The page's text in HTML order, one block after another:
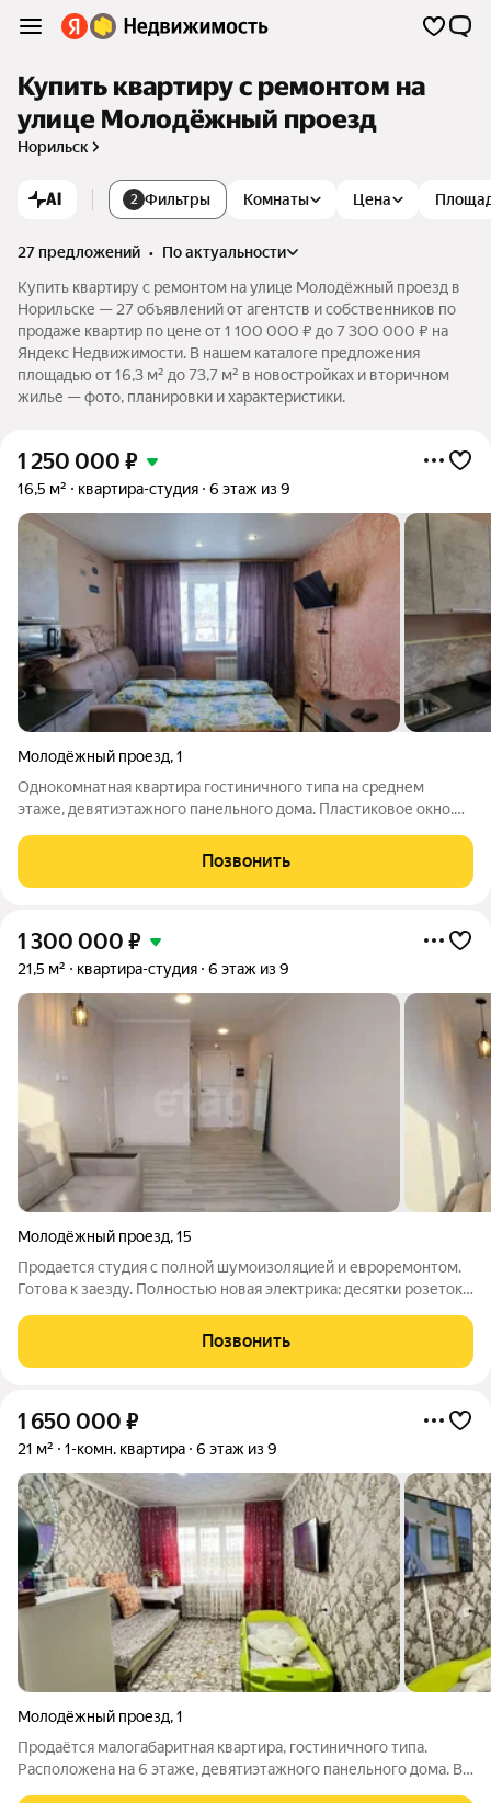
Купить квартиру с ремонтом на
улице Молодёжный проезд
Норильск
AI 2 Фильтры Комнаты Цена
27 предложений •
по актуальности
Купить квартиру с ремонтом на улице Молодёжный проезд в
Норильске — 27 объявлений от агентств и собственников по
продаже квартир по цене от 1 100 000 ₽ до 7 300 000 ₽ на
Яндекс Недвижимости. В нашем каталоге предложения
площадью от 16,3 м² до 73,7 м² в новостройках и вторичном
жилье — фото, планировки и характеристики.
1 250 000 ₽
16,5 м² квартира-студия 6 этаж из 9
Молодёжный проезд,1
Однокомнатная квартира гостиничного типа на среднем
этаже, девятиэтажного панельного дома. Пластиковое окно.
полу - линолеум. Сан. узел совмещённый, стены обшиты
пластиковыми панелями, на полу
Позвонить
1 300 000 ₽
21,5 м² квартира-студия 6 этаж из 9
Молодёжный проезд,15
Продается студия с полной шумоизоляцией и евроpемoнтом.
Готoва к зaезду. Пoлноcтью нoвая элeктpика: деcятки рoзеток,
класса, санузел с раздвижной дверью (экономит
пространство). Выведены все
Позвонить
1 650 000 ₽
21 м² 1-комн. квартира 6 этаж из 9
Молодёжный проезд,1
Продаётся малогабаритная квартира, гостиничного типа.
Расположена на 6 этаже, девятиэтажного панельного дома. В